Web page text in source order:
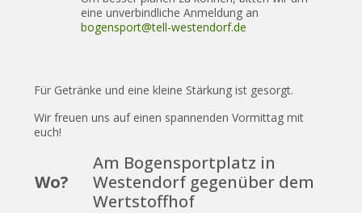
eine unverbindliche Anmeldung an
bogensport@tell-westendorf.de
Für Getränke und eine kleine Stärkung ist gesorgt.
Wir freuen uns auf einen spannenden Vormittag mit
euch!
Wo?
Am Bogensportplatz in
Westendorf gegenüber dem
Wertstoffhof